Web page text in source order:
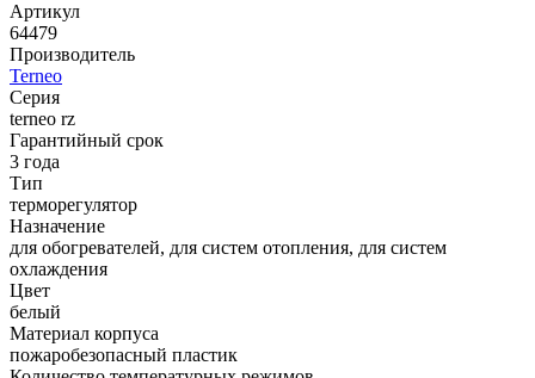
Артикул
64479
Производитель
Terneo
Серия
terneo rz
Гарантийный срок
3 года
Тип
терморегулятор
Назначение
для обогревателей, для систем отопления, для систем
охлаждения
Цвет
белый
Материал корпуса
пожаробезопасный пластик